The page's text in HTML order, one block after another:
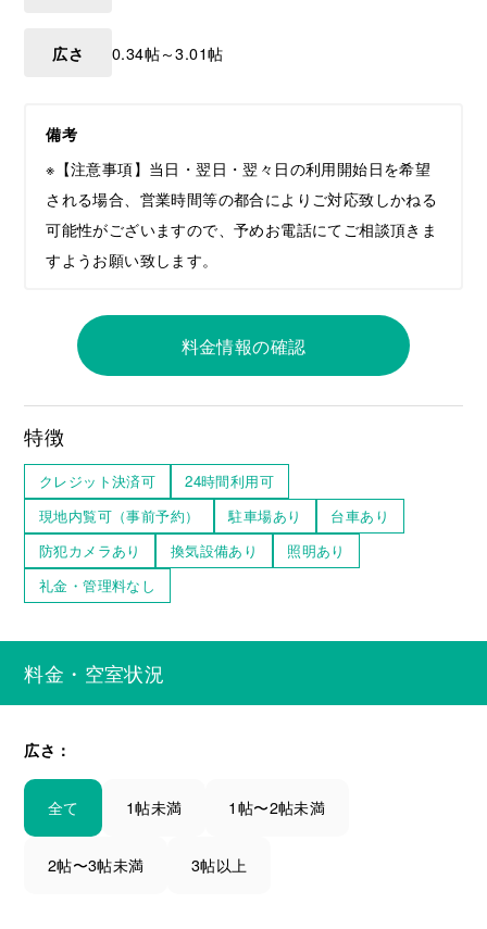
広さ 0.34帖～3.01帖
備考
※【注意事項】当日・翌日・翌々日の利用開始日を希望
される場合、営業時間等の都合によりご対応致しかねる
可能性がございますので、予めお電話にてご相談頂きま
すようお願い致します。
料金情報の確認
特徴
クレジット決済可
24時間利用可
現地内覧可（事前予約）
駐車場あり
台車あり
防犯カメラあり
換気設備あり
照明あり
礼金・管理料なし
料金・空室状況
広さ：
全て 1帖未満 1帖〜2帖未満
2帖〜3帖未満 3帖以上